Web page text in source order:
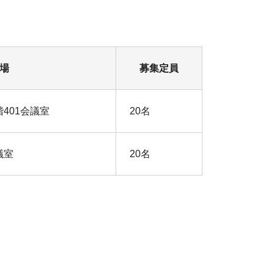
募集定員
401会議室 20名
室 20名